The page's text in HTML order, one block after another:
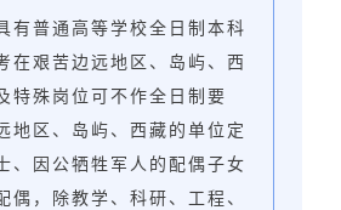
有普通高等学校全日制本科
在艰苦边远地区、岛屿、西
特殊岗位可不作全日制要
地区、岛屿、西藏的单位定
、因公牺牲军人的配偶子女
偶，除教学、科研、工程、